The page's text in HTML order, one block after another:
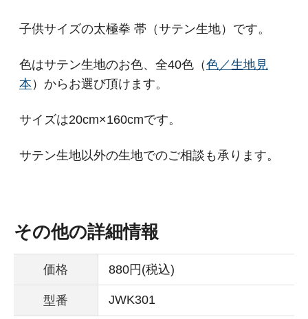
子供サイズの太極拳 帯（サテン生地）です。
色はサテン生地のお色、全40色（色／生地見
本 ）からお選び頂けます。
サイズは20cm×160cmです。
サテン生地以外の生地でのご相談も承ります。
その他の詳細情報
価格 880円(税込)
型番 JWK301